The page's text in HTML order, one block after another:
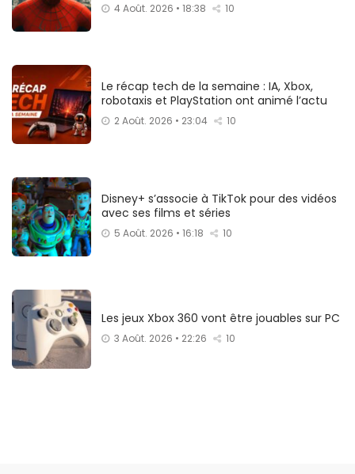
4 Août. 2026 • 18:38 10
Le récap tech de la semaine : IA, Xbox,
robotaxis et PlayStation ont animé l’actu
2 Août. 2026 • 23:04 10
Disney+ s’associe à TikTok pour des vidéos
avec ses films et séries
5 Août. 2026 • 16:18 10
Les jeux Xbox 360 vont être jouables sur PC
3 Août. 2026 • 22:26 10